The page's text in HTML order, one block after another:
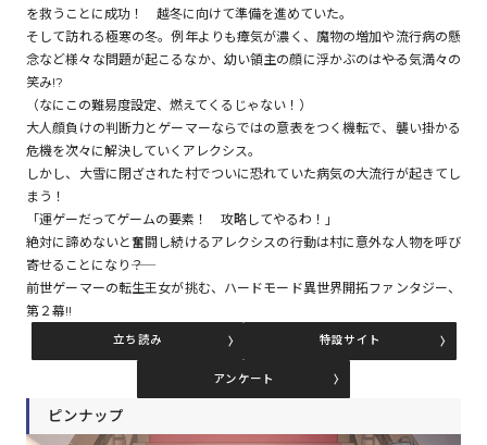
閉じる
を救うことに成功！ 越冬に向けて準備を進めていた。
そして訪れる極寒の冬。例年よりも瘴気が濃く、魔物の増加や流行病の懸
念など様々な問題が起こるなか、幼い領主の顔に浮かぶのは――やる気満々の
笑み!?
（なにこの難易度設定、燃えてくるじゃない！）
大人顔負けの判断力とゲーマーならではの意表をつく機転で、襲い掛かる
危機を次々に解決していくアレクシス。
しかし、大雪に閉ざされた村でついに恐れていた病気の大流行が起きてし
まう！
「運ゲーだってゲームの要素！ 攻略してやるわ！」
絶対に諦めないと奮闘し続けるアレクシスの行動は村に意外な人物を呼び
寄せることになり――？
前世ゲーマーの転生王女が挑む、ハードモード異世界開拓ファンタジー、
第２幕!!
立ち読み 特設サイト
アンケート
ピンナップ